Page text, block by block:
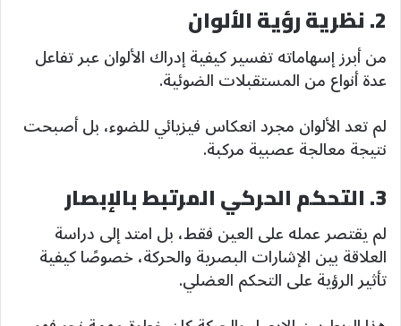
2. نظرية رؤية الألوان
من أبرز إسهاماته تفسير كيفية إدراك الألوان عبر تفاعل
عدة أنواع من المستقبلات الضوئية.
لم تعد الألوان مجرد انعكاس فيزيائي للضوء، بل أصبحت
نتيجة معالجة عصبية مركبة.
3. التحكم الحركي المرتبط بالإبصار
لم يقتصر عمله على العين فقط، بل امتد إلى دراسة
العلاقة بين الإشارات البصرية والحركة، خصوصًا كيفية
تأثير الرؤية على التحكم العضلي.